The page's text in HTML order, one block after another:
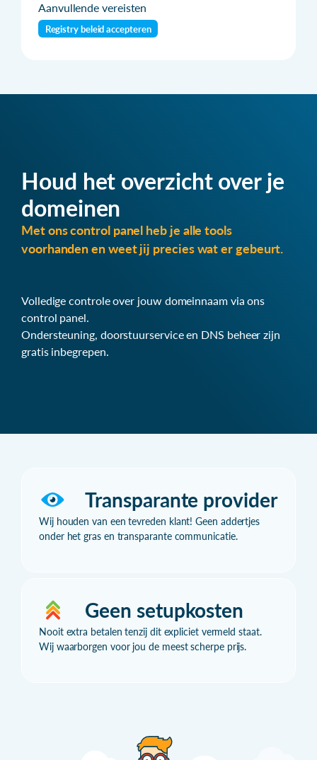
Aanvullende vereisten
Registry beleid accepteren
Houd het overzicht over je
domeinen
Met ons control panel heb je alle tools
voorhanden en weet jij precies wat er gebeurt.
Volledige controle over jouw domeinnaam via ons
control panel.
Ondersteuning, doorstuurservice en DNS beheer zijn
gratis inbegrepen.
Transparante provider
Wij houden van een tevreden klant! Geen addertjes
onder het gras en transparante communicatie.
Geen setupkosten
Nooit extra betalen tenzij dit expliciet vermeld staat.
Wij waarborgen voor jou de meest scherpe prijs.